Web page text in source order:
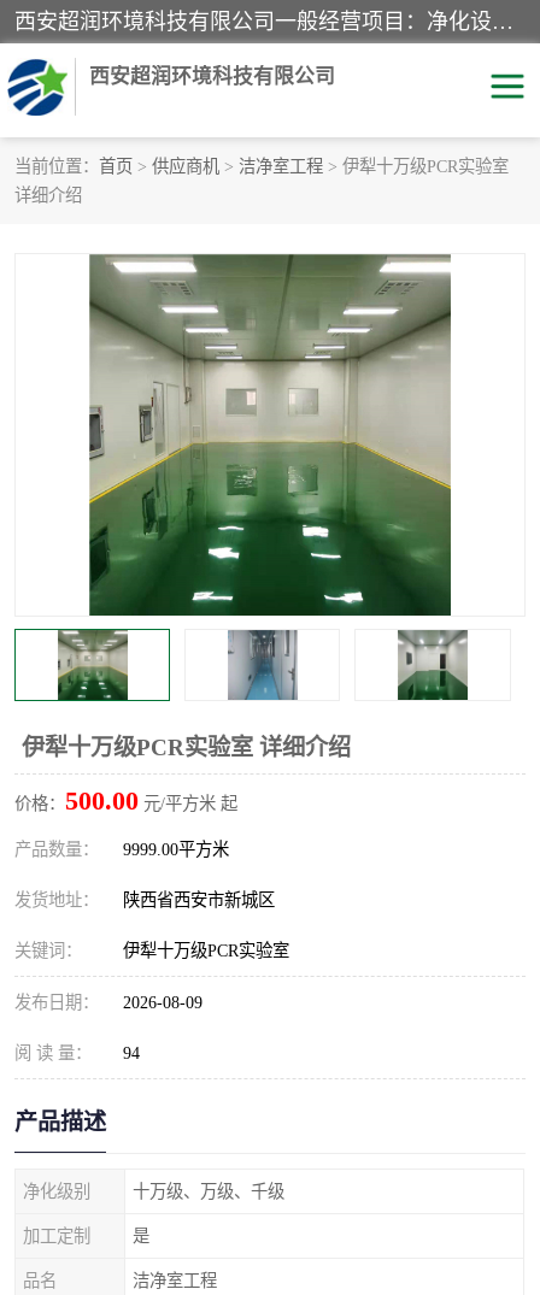
西安超润环境科技有限公司一般经营项目：净化设备、厨房设备、五金机电设备、不锈钢制品、彩钢夹心板、水处理设备的研发、销售；空气净化设备、办公设备、通风设备、建筑材料、金属材料的销售；净化工程、钢结构工程、机电设备工程的设计与施工及技术咨询服务；货物及技术的进出口的业务经营。
西安超润环境科技有限公司
当前位置： 首页 > 供应商机 > 洁净室工程 > 伊犁十万级PCR实验室
详细介绍
伊犁十万级PCR实验室 详细介绍
价格： 500.00 元/平方米 起
产品数量： 9999.00平方米
发货地址： 陕西省西安市新城区
关键词： 伊犁十万级PCR实验室
发布日期： 2026-08-09
阅 读 量： 94
产品描述
净化级别 十万级、万级、千级
加工定制 是
品名 洁净室工程
洁净手术室
粉尘废气净化 洁净室工程
净化车间工程 GMP车间